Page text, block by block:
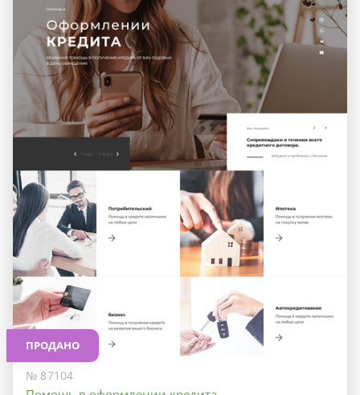
ПРОДАНО
№ 87104